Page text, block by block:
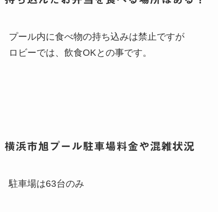
プール内に食べ物の持ち込みは禁止ですが
ロビーでは、飲食OKとの事です。
横浜市旭プール駐車場料金や混雑状況
駐車場は63台のみ